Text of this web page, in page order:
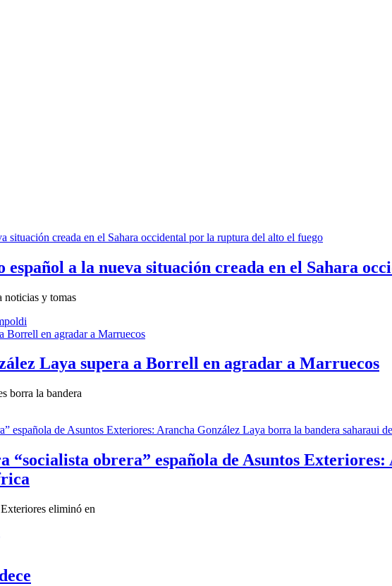
español a la nueva situación creada en el Sahara
noticias y tomas
Laya supera a Borrell en agradar a Marruecos
borra la bandera
“socialista obrera” española de Asuntos
eliminó en